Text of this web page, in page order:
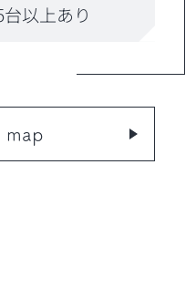
以上あり
map